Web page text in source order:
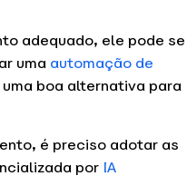
adequado, ele pode se
uma automação de
boa alternativa para
é preciso adotar as
por IA